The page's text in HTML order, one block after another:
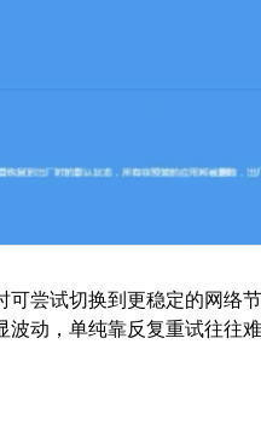
尝试切换到更稳定的网络
动，单纯靠反复重试往往